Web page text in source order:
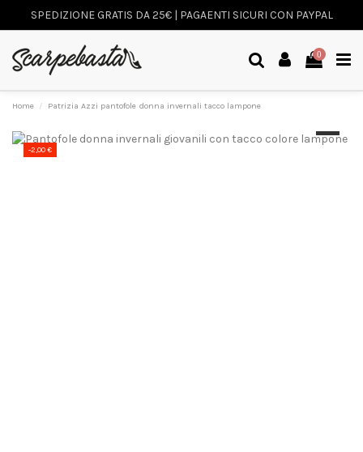
SPEDIZIONE GRATIS DA 25€ | PAGAENTI SICURI CON PAYPAL
0
Home Patrizia Azzi pantofole donna invernali tacco lampone
-2,00 €